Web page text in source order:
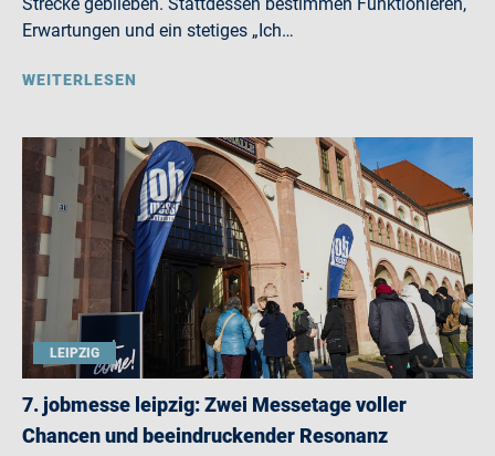
Erwartungen und ein stetiges „Ich…
WEITERLESEN
LEIPZIG
7. jobmesse leipzig: Zwei Messetage voller
Chancen und beeindruckender Resonanz